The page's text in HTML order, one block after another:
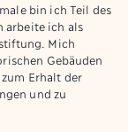
bin ich Teil des
arbeite ich als
Mich
Gebäuden
Erhalt der
und zu